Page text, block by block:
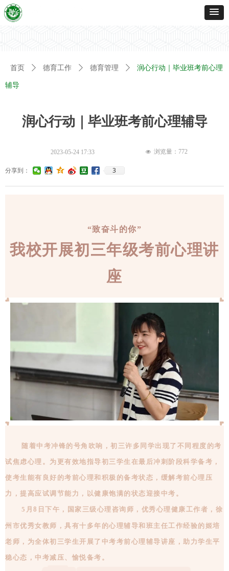
润心行动｜毕业班考前心理辅导
“致奋斗的你”
我校开展初三年级考前心理讲
座
随着中考冲锋的号角吹响，初三许多同学出现了不同程度的考
试焦虑心理。为更有效地指导初三学生在最后冲刺阶段科学备考，
使考生能有良好的考前心理和积极的备考状态，缓解考前心理压
力，提高应试调节能力，以健康饱满的状态迎接中考。
5月 8 日下午，国家三级心理咨询师，优秀心理健康工作者，徐
州市优秀女教师，具有十多年的心理辅导和班主任工作经验的姬培
老师，为全体初三学生开展了中考考前心理辅导讲座，助力学生平
稳心态，中考减压、愉悦备考。
首页 ꄲ 德育工作 ꄲ 德育管理 ꄲ 润心行动｜毕业班考前心理
辅导
2023-05-24 17:33 넶 浏览量： 772
分享到： 3